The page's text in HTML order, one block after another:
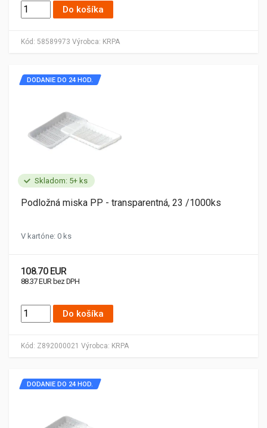
Kód: 58589973 Výrobca: KRPA
Do košíka
Skladom: 5+ ks
Kód: Z892000021 Výrobca: KRPA
DODANIE DO 24 HOD.
Podložná miska PP - transparentná, 23 /1000ks
V kartóne: 0 ks
108.70 EUR
88.37 EUR bez DPH
Do košíka
DODANIE DO 24 HOD.